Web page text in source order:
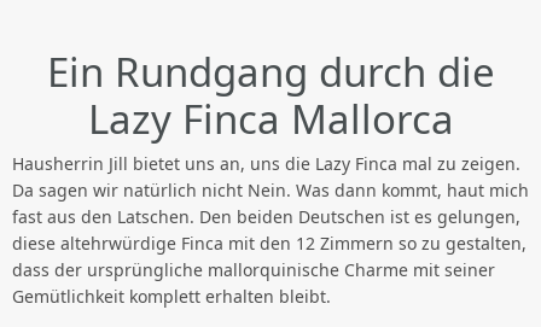
Ein Rundgang durch die
Lazy Finca Mallorca
Hausherrin Jill bietet uns an, uns die Lazy Finca mal zu zeigen.
Da sagen wir natürlich nicht Nein. Was dann kommt, haut mich
fast aus den Latschen. Den beiden Deutschen ist es gelungen,
diese altehrwürdige Finca mit den 12 Zimmern so zu gestalten,
dass der ursprüngliche mallorquinische Charme mit seiner
Gemütlichkeit komplett erhalten bleibt.